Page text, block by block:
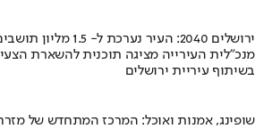
ירושלים 2040: העיר נערכת ל- 1.5 מליון תושבים
מנכ"לית העירייה מציגה תוכנית להשארת
בשיתוף עיריית ירושלים
שופינג, אמנות ואוכל: המרכז המתחדש של